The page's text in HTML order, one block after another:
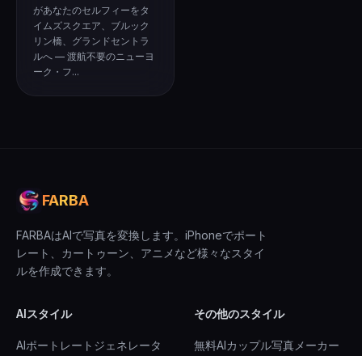
があなたのセルフィーをタ
イムズスクエア、ブルック
リン橋、グランドセントラ
ルへ — 渡航不要のニューヨ
ーク・フ...
FARBA
FARBAはAIで写真を変換します。iPhoneでポート
レート、カートゥーン、アニメなど様々なスタイ
ルを作成できます。
AIスタイル
AIポートレートジェネレータ
その他のスタイル
無料AIカップル写真メーカー